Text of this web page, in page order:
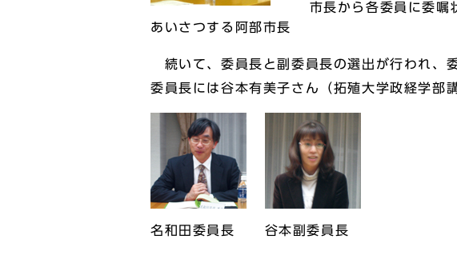
あいさつする阿部市長
市長から各委員に委嘱
続いて、委員長と副委員長の選出が行われ、
委員長には谷本有美子さん（拓殖大学政経学部
名和田委員長 谷本副委員長